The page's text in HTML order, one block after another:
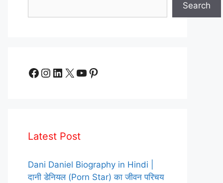
Search
Facebook
Instagram
LinkedIn
X YouTube
Pinterest
Latest Post
Dani Daniel Biography in Hindi |
दानी डेनियल (Porn Star) का जीवन परिचय